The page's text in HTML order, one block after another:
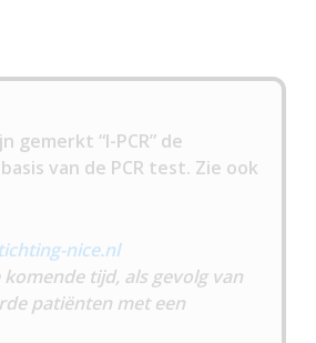
“I-PCR” de
van de PCR test. Zie ook
nice.nl
tijd, als gevolg van
patiënten met een